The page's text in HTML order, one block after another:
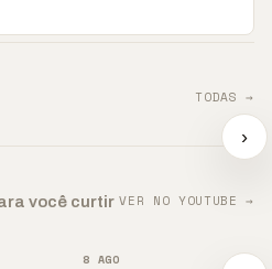
TODAS →
📢 Noite
chega
oração
›
você curtir VER NO YOUTUBE →
8 AGO